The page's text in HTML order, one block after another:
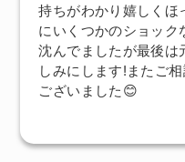
持ちがわかり嬉しくほ
にいくつかのショッ
沈んでましたが最後は
しみにします!またご
ございました😊